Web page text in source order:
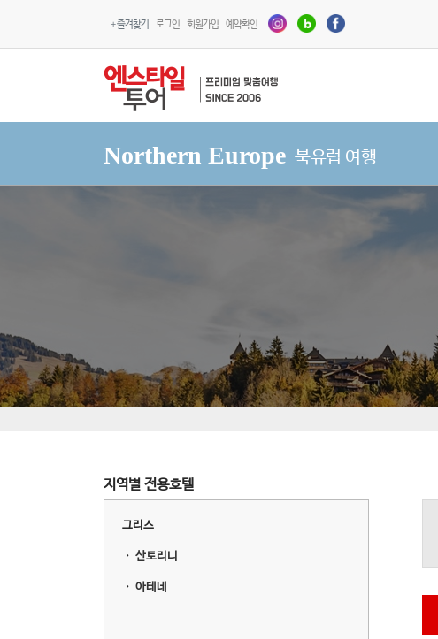
+ 즐겨찾기 로그인 회원가입 예약확인
Northern Europe 북유럽 여행
지역별 전용호텔
그리스
ㆍ 산토리니
ㆍ 아테네